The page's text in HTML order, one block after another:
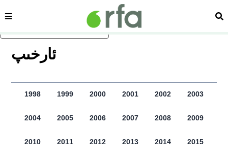
асаслиқ мәзмунға атлаң
сәһипә
ﺋﺎﺭﺧﯩﭗ
1998 1999 2000 2001 2002 2003
2004 2005 2006 2007 2008 2009
2010 2011 2012 2013 2014 2015